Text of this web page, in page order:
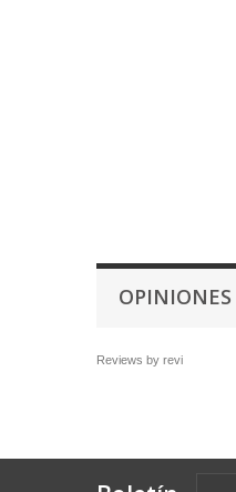
OPINIONES
Reviews by revi